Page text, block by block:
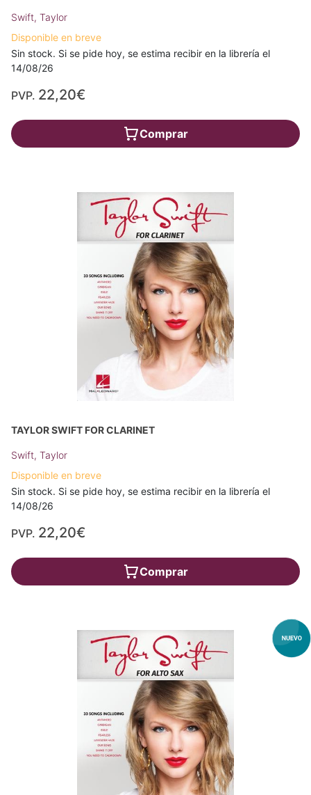
Swift, Taylor
Disponible en breve
Sin stock. Si se pide hoy, se estima recibir en la librería el
14/08/26
PVP. 22,20€
Comprar
TAYLOR SWIFT FOR CLARINET
Swift, Taylor
Disponible en breve
Sin stock. Si se pide hoy, se estima recibir en la librería el
14/08/26
PVP. 22,20€
Comprar